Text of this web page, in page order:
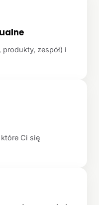
zespół) i
Ci się